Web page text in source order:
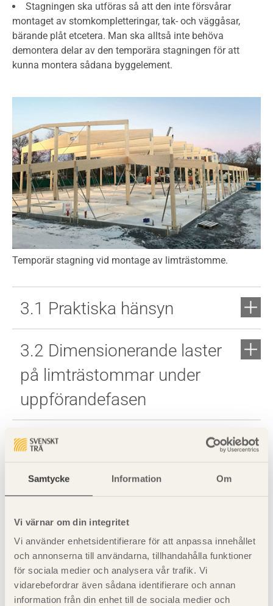
Samtycke Information Om
Vi värnar om din integritet
Vi använder enhetsidentifierare för att anpassa innehållet
och annonserna till användarna, tillhandahålla funktioner
för sociala medier och analysera vår trafik. Vi
vidarebefordrar även sådana identifierare och annan
information från din enhet till de sociala medier och
Stagningen ska utföras så att den inte försvårar
montaget av stomkompletteringar, tak- och väggåsar,
bärande plåt etcetera. Man ska alltså inte behöva
demontera delar av den temporära stagningen för att
kunna montera sådana byggelement.
Temporär stagning vid montage av limträstomme.
3.1 Praktiska hänsyn
3.2 Dimensionerande laster
på limträstommar under
uppförandefasen
3.3 Stabilitetskontroll av
uppförandefasen – exempel
3.4 Byggplatstoleranser för
limträstommar – krav